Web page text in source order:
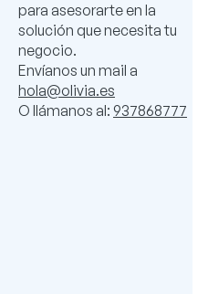
para asesorarte en la
solución que necesita tu
negocio.
Envíanos un mail a
hola@olivia.es
O llámanos al: 937868777